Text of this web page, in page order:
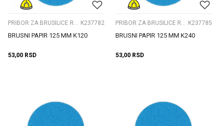
PRIBOR ZA BRUSILICE ROTACIONE K237782
BRUSNI PAPIR 125 MM K120
53,00 RSD
PRIBOR ZA BRUSILICE ROTACIONE K237785
BRUSNI PAPIR 125 MM K240
53,00 RSD